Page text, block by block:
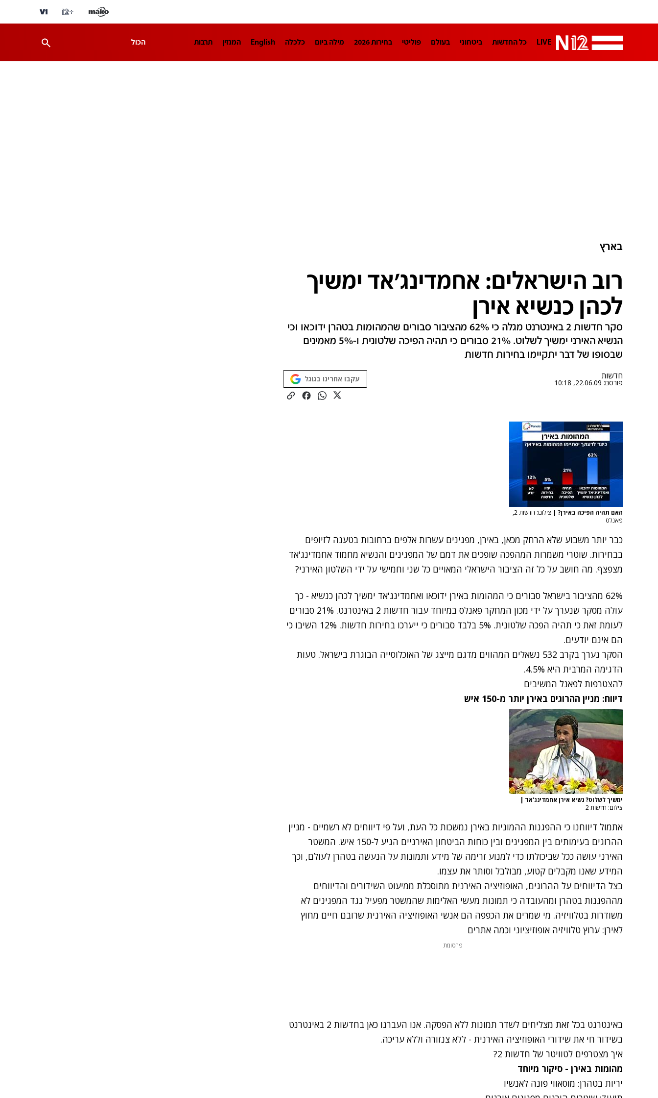
LIVE כל החדשות ביטחוני בעולם פוליטי בחירות 2026 מילה ביום כלכלה English המגזין תרבות הכול
בארץ
רוב הישראלים: אחמדינג'אד ימשיך
לכהן כנשיא אירן
סקר חדשות 2 באינטרנט מגלה כי 62% מהציבור סבורים שהמהומות בטהרן ידוכאו וכי
הנשיא האירני ימשיך לשלוט. 21% סבורים כי תהיה הפיכה שלטונית ו-5% מאמינים
שבסופו של דבר יתקיימו בחירות חדשות
חדשות
פורסם: 22.06.09, 10:18 עקבו אחרינו בגוגל
האם תהיה הפיכה באירן? |
צילום: חדשות 2,
פאנלס
כבר יותר משבוע שלא הרחק מכאן, באירן, מפגינים עשרות אלפים ברחובות בטענה לזיופים
בבחירות. שוטרי משמרות המהפכה שופכים את דמם של המפגינים והנשיא מחמוד אחמדינג'אד
מצפצף. מה חושב על כל זה הציבור הישראלי המאויים כל שני וחמישי על ידי השלטון האירני?
62% מהציבור בישראל סבורים כי המהומות באירן ידוכאו ואחמדינג'אד ימשיך לכהן כנשיא - כך
עולה מסקר שנערך על ידי מכון המחקר פאנלס
במיוחד עבור חדשות 2 באינטרנט. 21% סבורים
לעומת זאת כי תהיה הפכה שלטונית. 5% בלבד סבורים כי ייערכו בחירות חדשות. 12% השיבו כי
הם אינם יודעים.
הסקר נערך בקרב 532 נשאלים המהווים מדגם מייצג של האוכלוסייה הבוגרת בישראל. טעות
הדגימה המרבית היא 4.5%.
להצטרפות לפאנל המשיבים
דיווח: מניין ההרוגים באירן יותר מ-150 איש
ימשיך לשלוט? נשיא אירן אחמדינג'אד |
צילום: חדשות 2
אתמול דיווחנו כי ההפגנות ההמוניות באירן נמשכות כל העת, ועל פי דיווחים לא רשמיים - מניין
ההרוגים בעימותים בין המפגינים ובין כוחות הביטחון האירניים הגיע ל-150 איש. המשטר
האירני עושה ככל שביכולתו כדי למנוע זרימה של מידע ותמונות על הנעשה בטהרן לעולם, וכך
המידע שאנו מקבלים קטוע, מבולבל וסותר את עצמו.
בצל הדיווחים על ההרוגים, האופוזיציה האירנית מתוסכלת ממיעוט השידורים והדיווחים
מההפגנות בטהרן ומהעובדה כי תמונות מעשי האלימות שהמשטר מפעיל נגד המפגינים לא
משודרות בטלוויזיה. מי שמרים את הכפפה הם אנשי האופוזיציה האירנית שרובם חיים מחוץ
לאירן: ערוץ טלוויזיה אופוזיציוני וכמה אתרים
פרסומת
באינטרנט בכל זאת מצליחים לשדר תמונות
ללא הפסקה. אנו העברנו כאן בחדשות 2 באינטרנט
בשידור חי את שידורי האופוזיציה האירנית - ללא צנזורה וללא עריכה.
איך מצטרפים לטוויטר של חדשות 2?
מהומות באירן - סיקור מיוחד
יריות בטהרן: מוסאווי פונה לאנשיו